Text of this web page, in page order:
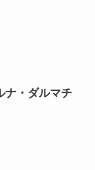
ナ・ダルマチ